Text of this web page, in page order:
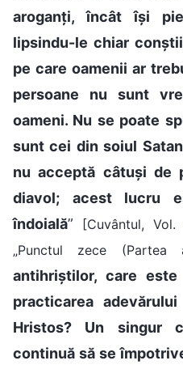
aroganți, încât își
lipsindu-le chiar
pe care oamenii ar
persoane nu sunt
oameni. Nu se poate
sunt cei din soiul
nu acceptă câtuși de
diavol; acest lucru
îndoială” [Cuvântul, Vol.
„Punctul zece (Partea
antihriștilor, care
practicarea
Hristos? Un singur
continuă să se